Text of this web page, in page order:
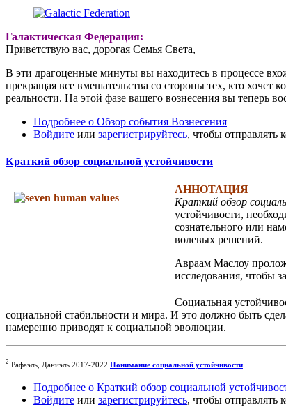
Галактическая Федерация:
Приветствую вас, дорогая Семья Света,
В эти драгоценные минуты вы находитесь в процессе
прекращая все вмешательства со стороны тех, кто хочет
реальности. На этой фазе вашего вознесения вы теперь
Подробнее о Обзор события Вознесения
Войдите или зарегистрируйтесь, чтобы отправлять
Краткий обзор социальной устойчивости
АННОТАЦИЯ
Краткий обзор
устойчивости,
сознательного или
волевых решений.
Авраам Маслоу
исследования, чтобы
Социальная
социальной стабильности и мира. И это должно быть
намеренно приводят к социальной эволюции.
2 Рафаэль, Даниэль 2017-2022 Понимание социальной устойчивости
Подробнее о Краткий обзор социальной
Войдите или зарегистрируйтесь, чтобы отправлять